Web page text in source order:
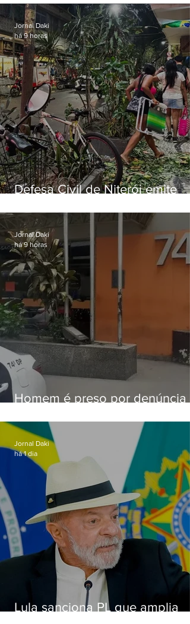
ventos fortes nesta sexta (7)
Defesa Civil de Niterói emite
sexta-feira (07)
Jornal Daki
há 9 horas
Homem é preso por denúncia
Alcântara
Jornal Daki
há 9 horas
Lula sanciona PL que amplia
Jornal Daki
há 1 dia